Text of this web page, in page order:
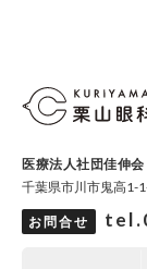
医療法人社団佳伸
千葉県市川市鬼高1-
お問合せ